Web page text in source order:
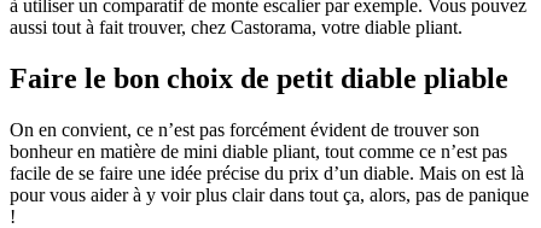
à utiliser un comparatif de monte escalier par exemple. Vous pouvez
aussi tout à fait trouver, chez Castorama, votre diable pliant.
Faire le bon choix de petit diable pliable
On en convient, ce n’est pas forcément évident de trouver son
bonheur en matière de mini diable pliant, tout comme ce n’est pas
facile de se faire une idée précise du prix d’un diable. Mais on est là
pour vous aider à y voir plus clair dans tout ça, alors, pas de panique
!